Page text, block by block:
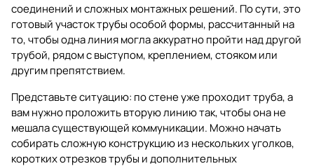
соединений и сложных монтажных решений. По сути, это
готовый участок трубы особой формы, рассчитанный на
то, чтобы одна линия могла аккуратно пройти над другой
трубой, рядом с выступом, креплением, стояком или
другим препятствием.
Представьте ситуацию: по стене уже проходит труба, а
вам нужно проложить вторую линию так, чтобы она не
мешала существующей коммуникации. Можно начать
собирать сложную конструкцию из нескольких уголков,
коротких отрезков трубы и дополнительных